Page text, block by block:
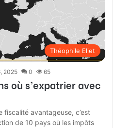
Théophile Eliet
2025 0 65
où s’expatrier avec
fiscalité avantageuse, c’est
de 10 pays où les impôts